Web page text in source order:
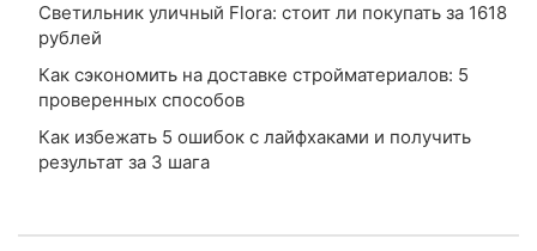
Светильник уличный Flora: стоит ли покупать за 1618
рублей
Как сэкономить на доставке стройматериалов: 5
проверенных способов
Как избежать 5 ошибок с лайфхаками и получить
результат за 3 шага